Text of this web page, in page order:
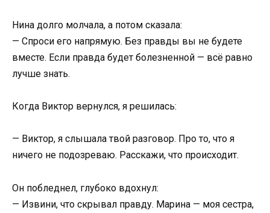
Нина долго молчала, а потом сказала:
— Спроси его напрямую. Без правды вы не будете
вместе. Если правда будет болезненной — всё равно
лучше знать.
Когда Виктор вернулся, я решилась:
— Виктор, я слышала твой разговор. Про то, что я
ничего не подозреваю. Расскажи, что происходит.
Он побледнел, глубоко вдохнул:
— Извини, что скрывал правду. Марина — моя сестра,